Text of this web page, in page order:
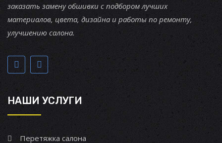
заказать замену обшивки с подбором лучших
материалов, цвета, дизайна и работы по ремонту,
улучшению салона.
НАШИ УСЛУГИ
Перетяжка салона